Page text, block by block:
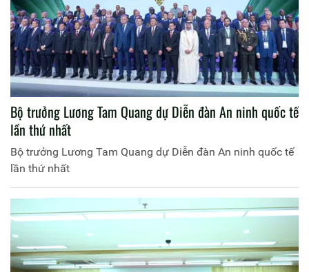
Bộ trưởng Lương Tam Quang dự Diễn đàn An ninh quốc tế
lần thứ nhất
Bộ trưởng Lương Tam Quang dự Diễn đàn An ninh quốc tế
lần thứ nhất